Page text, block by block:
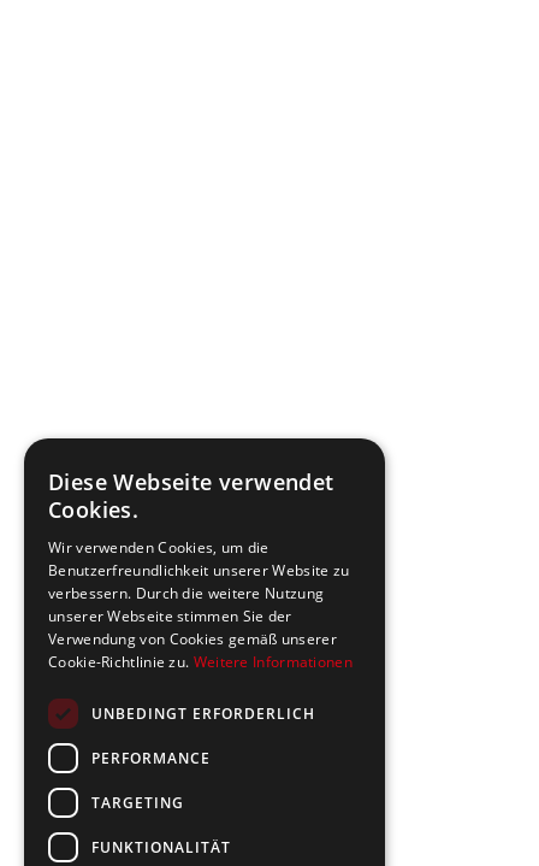
Diese Webseite verwendet
Cookies.
Wir verwenden Cookies, um die
Benutzerfreundlichkeit unserer Website zu
verbessern. Durch die weitere Nutzung
unserer Webseite stimmen Sie der
Verwendung von Cookies gemäß unserer
Cookie-Richtlinie zu. Weitere Informationen
UNBEDINGT ERFORDERLICH
PERFORMANCE
TARGETING
FUNKTIONALITÄT